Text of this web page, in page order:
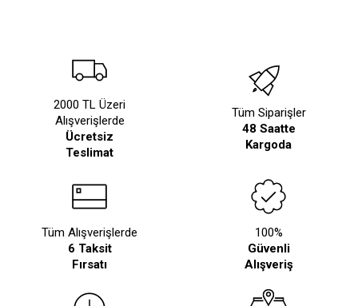
2000 TL Üzeri
Alışverişlerde
Ücretsiz
Teslimat
Tüm Siparişler
48 Saatte
Kargoda
Tüm Alışverişlerde
6 Taksit
Fırsatı
100%
Güvenli
Alışveriş